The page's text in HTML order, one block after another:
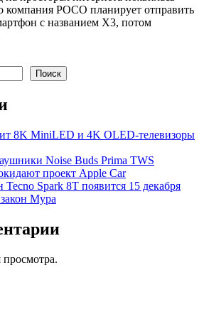
POCO планирует отправить
с названием X3, потом
Поиск
8K MiniLED и 4K OLED-телевизоры
Noise Buds Prima TWS
проект Apple Car
Spark 8T появится 15 декабря
Мура